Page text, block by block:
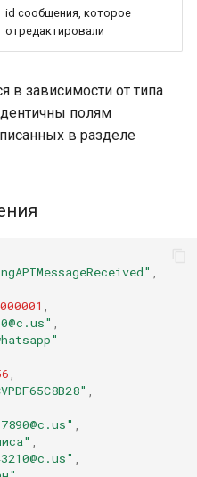
id сообщения, которое
отредактировали
в зависимости от типа
полям
в разделе
,
,
,
,
,
,
,
,